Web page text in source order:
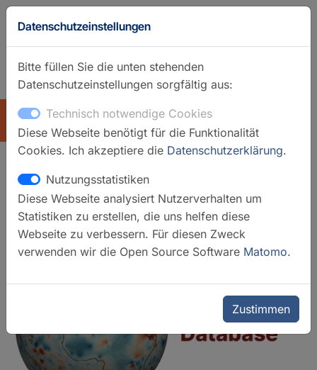
GFZ-Startseite
ÜBERSICHT
GHFDB - Weltwärmestrom
Datenbank
Datenschutzeinstellungen
Bitte füllen Sie die unten stehenden
Datenschutzeinstellungen sorgfältig aus:
Technisch notwendige Cookies
Diese Webseite benötigt für die Funktionalität
Cookies. Ich akzeptiere die Datenschutzerklärung.
Nutzungsstatistiken
Diese Webseite analysiert Nutzerverhalten um
Statistiken zu erstellen, die uns helfen diese
Webseite zu verbessern. Für diesen Zweck
verwenden wir die Open Source Software Matomo.
Zustimmen